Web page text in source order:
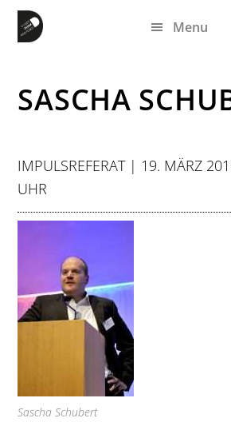
Zum
Inhalt
Zur
Seitenspalte
Zur
Fußzeile
Menu
SASCHA
IMPULSREFERAT | 19. MÄRZ
UHR
Sascha Schubert